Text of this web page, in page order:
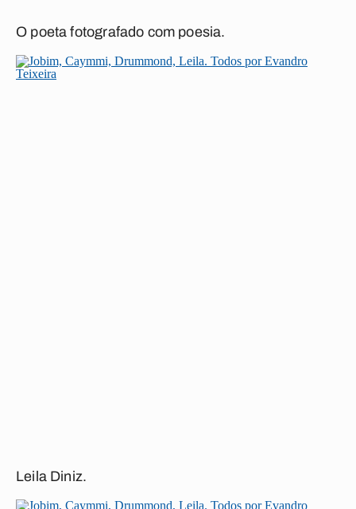
O poeta fotografado com poesia.
Leila Diniz.